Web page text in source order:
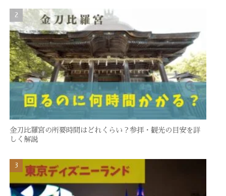
金刀比羅宮の所要時間はどれくらい？参拝・観光の目安を詳
しく解説